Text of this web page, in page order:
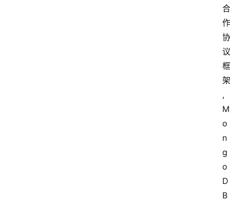
合
作
协
议
框
架
,
M
o
n
g
o
D
B